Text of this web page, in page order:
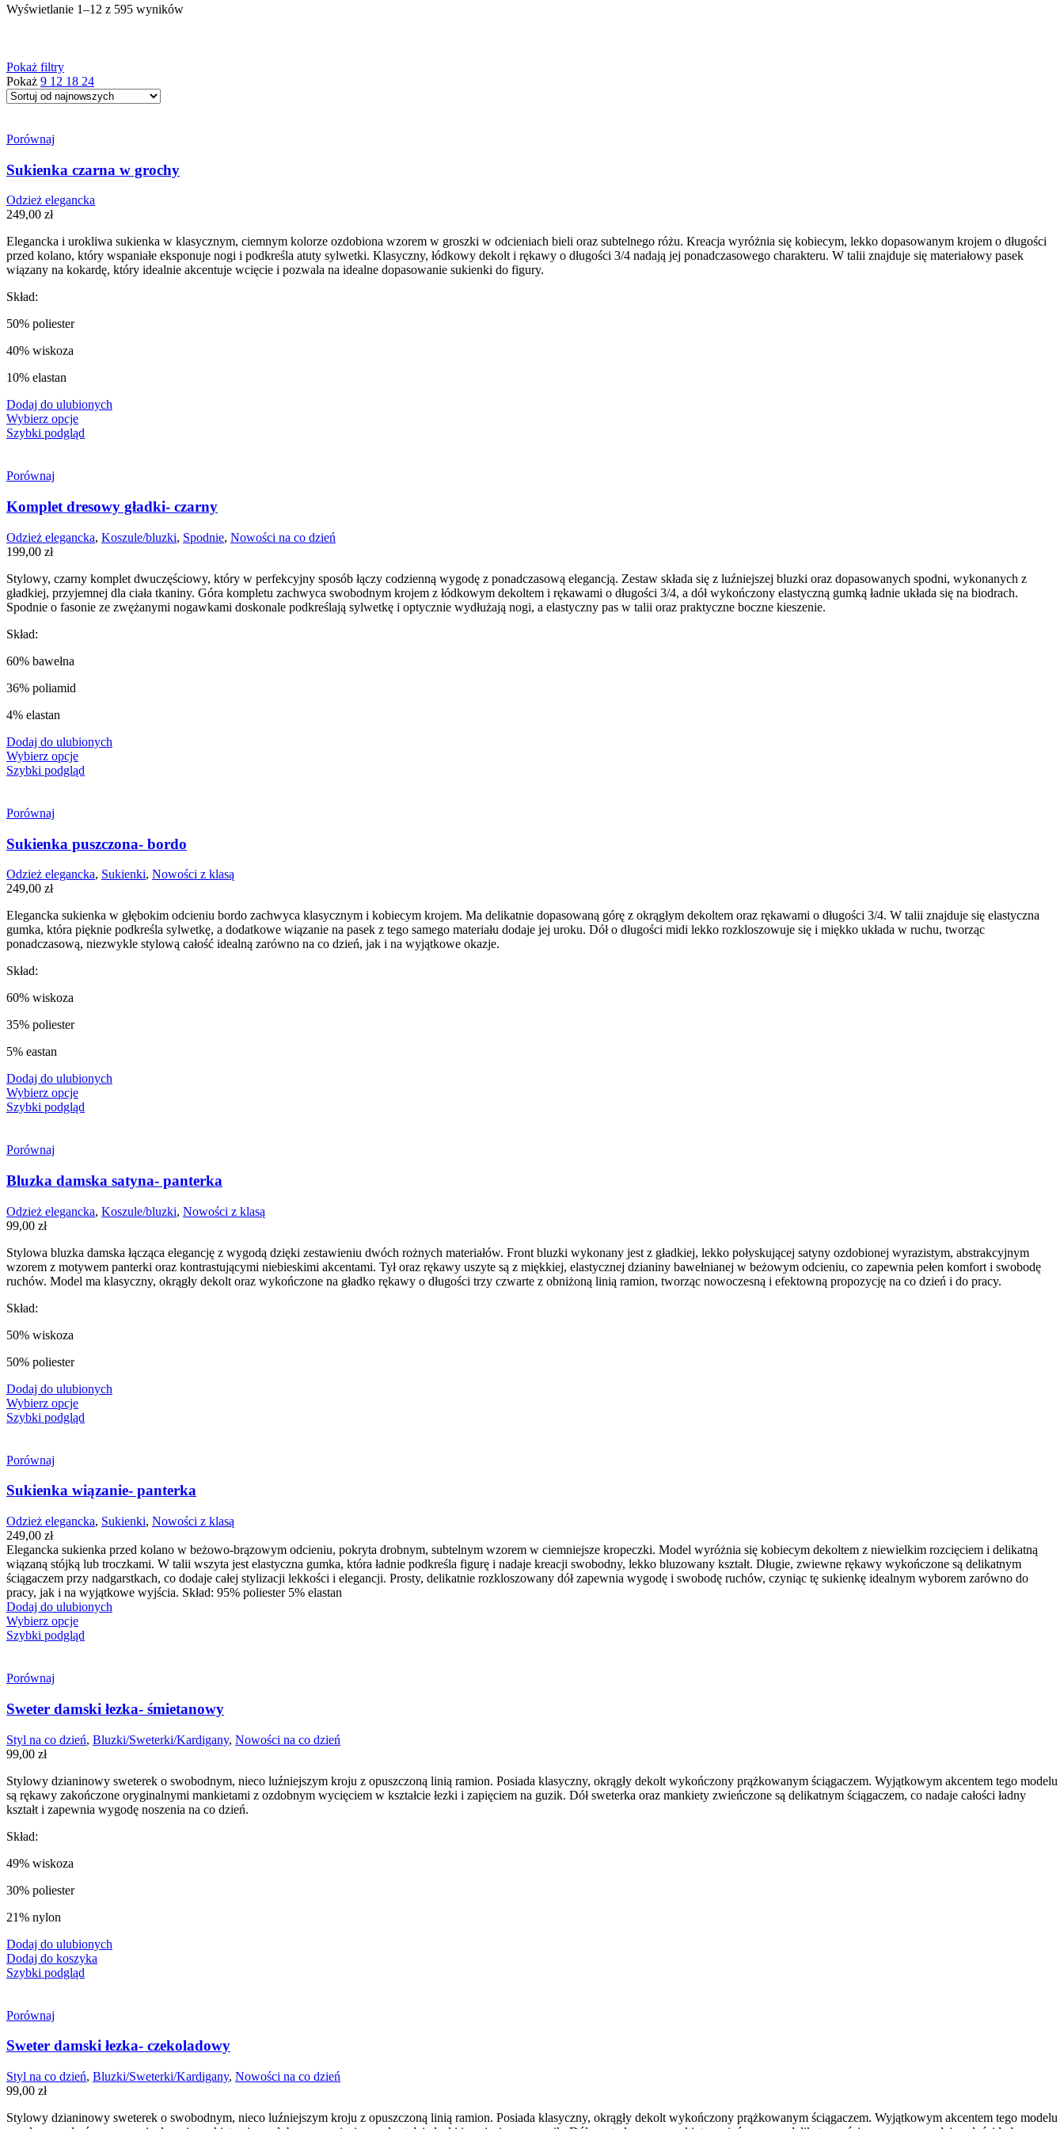
Wyświetlanie 1–12 z 595 wynikówPosortowane
Filtruj
Kategorie produktów
Dodatki(138)
Garnitury (30)
Nowości z klasą
Odzież wierzchnia
Promocje
Vouchery
Pokaż filtry
Pokaż 9 12 18 24
Porównaj
Sukienka czarna w grochy
Odzież elegancka
249,00 zł
Elegancka i urokliwa sukienka w klasycznym, ciemnym kolorze ozdobiona wzorem w groszki w odcieniach bieli oraz subtelnego różu. Kreacja wyróżnia się kobiecym, lekko dopasowanym krojem o długości
przed kolano, który wspaniałe eksponuje nogi i podkreśla atuty sylwetki. Klasyczny, łódkowy dekolt i rękawy o długości 3/4 nadają jej ponadczasowego charakteru. W talii znajduje się materiałowy pasek
wiązany na kokardę, który idealnie akcentuje wcięcie i pozwala na idealne dopasowanie sukienki do figury.
Skład:
50% poliester
40% wiskoza
10% elastan
Dodaj do ulubionych
Wybierz opcje
Szybki podgląd
Porównaj
Komplet dresowy gładki- czarny
Odzież elegancka, Koszule/bluzki, Spodnie, Nowości na co dzień
199,00 zł
Stylowy, czarny komplet dwuczęściowy, który w perfekcyjny sposób łączy codzienną wygodę z ponadczasową elegancją. Zestaw składa się z luźniejszej bluzki oraz dopasowanych spodni, wykonanych z
gładkiej, przyjemnej dla ciała tkaniny. Góra kompletu zachwyca swobodnym krojem z łódkowym dekoltem i rękawami o długości 3/4, a dół wykończony elastyczną gumką ładnie układa się na biodrach.
Spodnie o fasonie ze zwężanymi nogawkami doskonale podkreślają sylwetkę i optycznie wydłużają nogi, a elastyczny pas w talii oraz praktyczne boczne kieszenie.
Skład:
60% bawełna
36% poliamid
4% elastan
Dodaj do ulubionych
Wybierz opcje
Szybki podgląd
Porównaj
Sukienka puszczona- bordo
Odzież elegancka, Sukienki, Nowości z klasą
249,00 zł
Elegancka sukienka w głębokim odcieniu bordo zachwyca klasycznym i kobiecym krojem. Ma delikatnie dopasowaną górę z okrągłym dekoltem oraz rękawami o długości 3/4. W talii znajduje się elastyczna
gumka, która pięknie podkreśla sylwetkę, a dodatkowe wiązanie na pasek z tego samego materiału dodaje jej uroku. Dół o długości midi lekko rozkloszowuje się i miękko układa w ruchu, tworząc
ponadczasową, niezwykle stylową całość idealną zarówno na co dzień, jak i na wyjątkowe okazje.
Skład:
60% wiskoza
35% poliester
5% eastan
Dodaj do ulubionych
Wybierz opcje
Szybki podgląd
Porównaj
Bluzka damska satyna- panterka
Odzież elegancka, Koszule/bluzki, Nowości z klasą
99,00 zł
Stylowa bluzka damska łącząca elegancję z wygodą dzięki zestawieniu dwóch rożnych materiałów. Front bluzki wykonany jest z gładkiej, lekko połyskującej satyny ozdobionej wyrazistym, abstrakcyjnym
wzorem z motywem panterki oraz kontrastującymi niebieskimi akcentami. Tył oraz rękawy uszyte są z miękkiej, elastycznej dzianiny bawełnianej w beżowym odcieniu, co zapewnia pełen komfort i swobodę
ruchów. Model ma klasyczny, okrągły dekolt oraz wykończone na gładko rękawy o długości trzy czwarte z obniżoną linią ramion, tworząc nowoczesną i efektowną propozycję na co dzień i do pracy.
Skład:
50% wiskoza
50% poliester
Dodaj do ulubionych
Wybierz opcje
Szybki podgląd
Porównaj
Sukienka wiązanie- panterka
Odzież elegancka, Sukienki, Nowości z klasą
249,00 zł
Elegancka sukienka przed kolano w beżowo-brązowym odcieniu, pokryta drobnym, subtelnym wzorem w ciemniejsze kropeczki. Model wyróżnia się kobiecym dekoltem z niewielkim rozcięciem i delikatną
wiązaną stójką lub troczkami. W talii wszyta jest elastyczna gumka, która ładnie podkreśla figurę i nadaje kreacji swobodny, lekko bluzowany kształt. Długie, zwiewne rękawy wykończone są delikatnym
ściągaczem przy nadgarstkach, co dodaje całej stylizacji lekkości i elegancji. Prosty, delikatnie rozkloszowany dół zapewnia wygodę i swobodę ruchów, czyniąc tę sukienkę idealnym wyborem zarówno do
pracy, jak i na wyjątkowe wyjścia. Skład: 95% poliester 5% elastan
Dodaj do ulubionych
Wybierz opcje
Szybki podgląd
Porównaj
Sweter damski łezka- śmietanowy
Styl na co dzień, Bluzki/Sweterki/Kardigany, Nowości na co dzień
99,00 zł
Stylowy dzianinowy sweterek o swobodnym, nieco luźniejszym kroju z opuszczoną linią ramion. Posiada klasyczny, okrągły dekolt wykończony prążkowanym ściągaczem. Wyjątkowym akcentem tego modelu
są rękawy zakończone oryginalnymi mankietami z ozdobnym wycięciem w kształcie łezki i zapięciem na guzik. Dół sweterka oraz mankiety zwieńczone są delikatnym ściągaczem, co nadaje całości ładny
kształt i zapewnia wygodę noszenia na co dzień.
Skład:
49% wiskoza
30% poliester
21% nylon
Dodaj do ulubionych
Dodaj do koszyka
Szybki podgląd
Porównaj
Sweter damski łezka- czekoladowy
Styl na co dzień, Bluzki/Sweterki/Kardigany, Nowości na co dzień
99,00 zł
Stylowy dzianinowy sweterek o swobodnym, nieco luźniejszym kroju z opuszczoną linią ramion. Posiada klasyczny, okrągły dekolt wykończony prążkowanym ściągaczem. Wyjątkowym akcentem tego modelu